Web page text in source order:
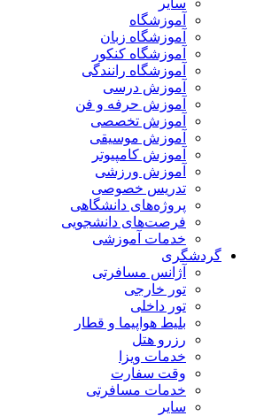
سایر
آموزشگاه
آموزشگاه زبان
آموزشگاه کنکور
آموزشگاه رانندگی
آموزش درسی
آموزش حرفه و فن
آموزش تخصصی
آموزش موسیقی
آموزش کامپیوتر
آموزش ورزشی
تدریس خصوصی
پروژه‌های دانشگاهی
فرصت‌های دانشجویی
خدمات آموزشی
گردشگری
آژانس مسافرتی
تور خارجی
تور داخلی
بلیط هواپیما و قطار
رزرو هتل
خدمات ویزا
وقت سفارت
خدمات مسافرتی
سایر